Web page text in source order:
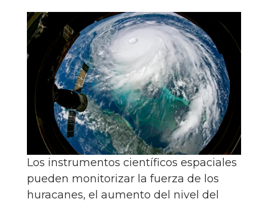
Los instrumentos científicos espaciales
pueden monitorizar la fuerza de los
huracanes, el aumento del nivel del